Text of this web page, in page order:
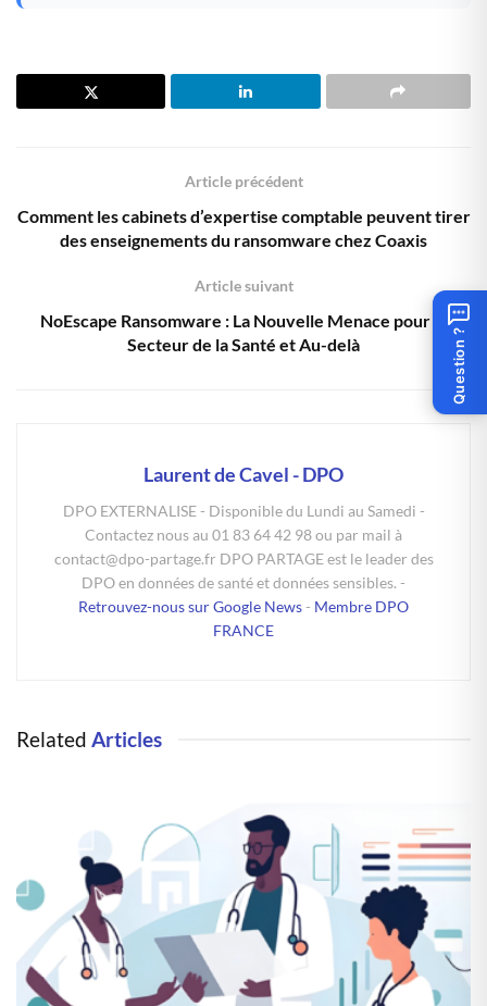
Article précédent
Comment les cabinets d’expertise comptable peuvent tirer
des enseignements du ransomware chez Coaxis
Article suivant
NoEscape Ransomware : La Nouvelle Menace pour le
Secteur de la Santé et Au-delà
Laurent de Cavel - DPO
DPO EXTERNALISE - Disponible du Lundi au Samedi -
Contactez nous au 01 83 64 42 98 ou par mail à
contact@dpo-partage.fr DPO PARTAGE est le leader des
DPO en données de santé et données sensibles. -
Retrouvez-nous sur Google News- Membre DPO
FRANCE
Related Articles
Question ?